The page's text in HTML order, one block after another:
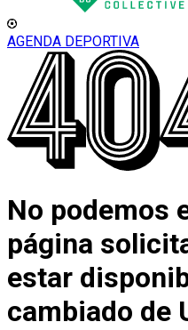
AGENDA DEPORTIVA
No podemos
página
estar
cambiado de